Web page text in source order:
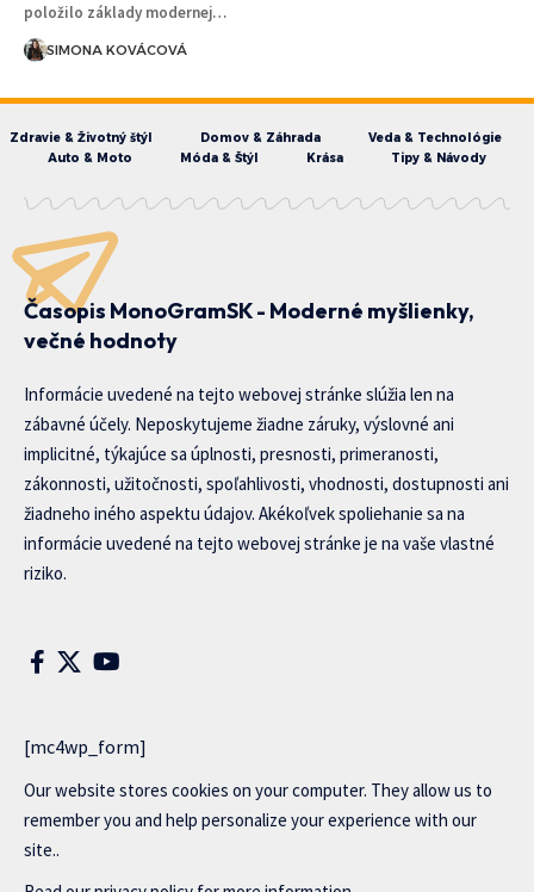
položilo základy modernej…
SIMONA KOVÁCOVÁ
Zdravie & Životný štýl Domov & Záhrada
Veda & Technológie
Auto & Moto
Móda & Štýl Krása Tipy & Návody
Časopis MonoGramSK - Moderné myšlienky,
večné hodnoty
Informácie uvedené na tejto webovej stránke slúžia len na
zábavné účely. Neposkytujeme žiadne záruky, výslovné ani
implicitné, týkajúce sa úplnosti, presnosti, primeranosti,
zákonnosti, užitočnosti, spoľahlivosti, vhodnosti, dostupnosti ani
žiadneho iného aspektu údajov. Akékoľvek spoliehanie sa na
informácie uvedené na tejto webovej stránke je na vaše vlastné
riziko.
[mc4wp_form]
Our website stores cookies on your computer. They allow us to
remember you and help personalize your experience with our
site..